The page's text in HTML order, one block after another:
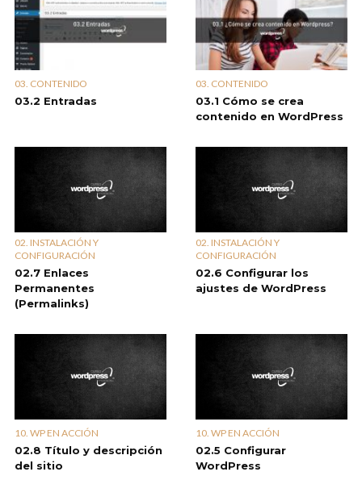
03. CONTENIDO
03.2 Entradas
03. CONTENIDO
03.1 Cómo se crea
contenido en WordPress
02. INSTALACIÓN Y
CONFIGURACIÓN
02.7 Enlaces
Permanentes
(Permalinks)
02. INSTALACIÓN Y
CONFIGURACIÓN
02.6 Configurar los
ajustes de WordPress
10. WP EN ACCIÓN
02.8 Título y descripción
del sitio
10. WP EN ACCIÓN
02.5 Configurar
WordPress